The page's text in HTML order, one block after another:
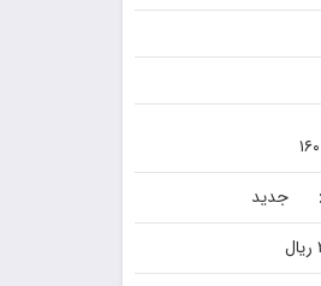
۱۶۰
جدید